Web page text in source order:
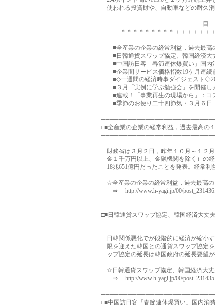
使われる投資財や、自動車などの耐久消
目
＊＊＊＊＊＊＊＊＊＋＋＋＋＋＋＋
■全産業の企業の経常利益，過去最高
■日韓通貨スワップ協定、韓国経済大
■中国訪日客「春節連休爆買い」国内
■企業間サービス価格指数19ケ月連続
■◇一週間の経済時事ダイジェスト
■３月「実例に学ぶ勉強会」を開催し
■連載！「事業再生の現場から」：コ
■季節のお便り二十四節気・３月６日
□■全産業の企業の経常利益，過去最高の
財務省は３月２日，昨年１０月～１２
金１千万円以上、金融機関を除く）の
18兆651億円だったことを発表。経常利
☆全産業の企業の経常利益，過去最高の
⇒ http://www.h-yagi.jp/00/
□■日韓通貨スワップ協定、韓国経済大丈
日韓関係悪化でが段階的に経済が縮小
限を迎えた韓国との通貨スワップ協定
ップ協定の延長は韓国政府の延長要望
☆日韓通貨スワップ協定、韓国経済大丈
⇒ http://www.h-yagi.jp/00/
□■中国訪日客「春節連休爆買い」国内消